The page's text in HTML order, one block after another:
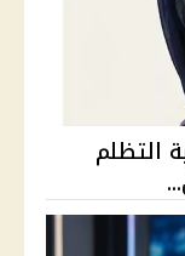
التظلم